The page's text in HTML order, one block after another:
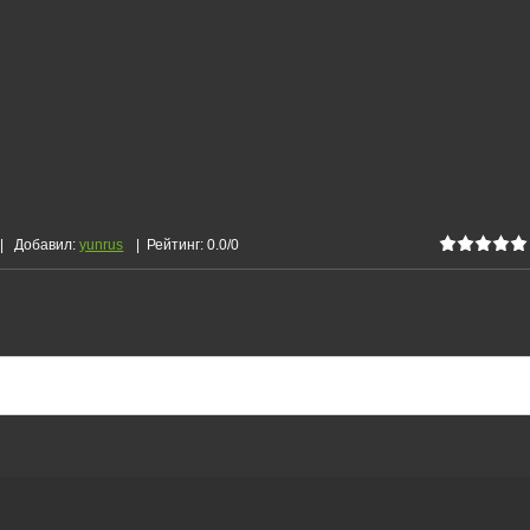
| Добавил: yunrus | Рейтинг: 0.0/0